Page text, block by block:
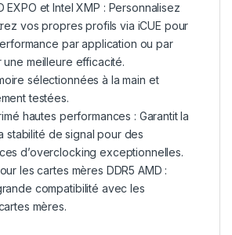
EXPO et Intel XMP : Personnalisez
vos propres profils via iCUE pour
par application ou par
une meilleure efficacité.
sélectionnées à la main et
testées.
hautes performances : Garantit la
stabilité de signal pour des
d’overclocking exceptionnelles.
les cartes mères DDR5 AMD :
compatibilité avec les
mères.